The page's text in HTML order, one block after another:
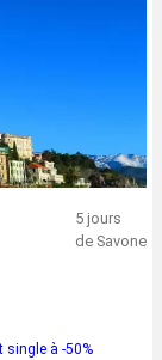
5 jours
de Savone
single à -50%